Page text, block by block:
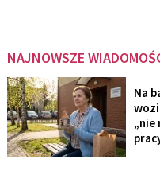
NAJNOWSZE
Na
wozi
„nie